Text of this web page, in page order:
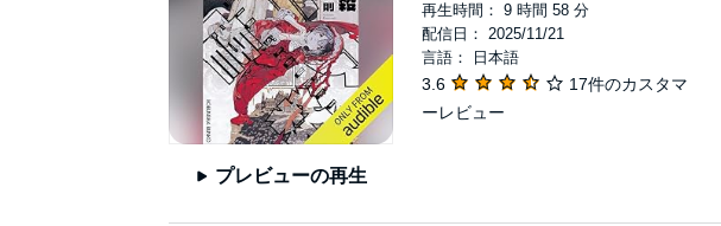
プレビューの再生
再生時間： 9 時間 58 分
配信日： 2025/11/21
言語： 日本語
3.6
17件のカスタマ
ーレビュー